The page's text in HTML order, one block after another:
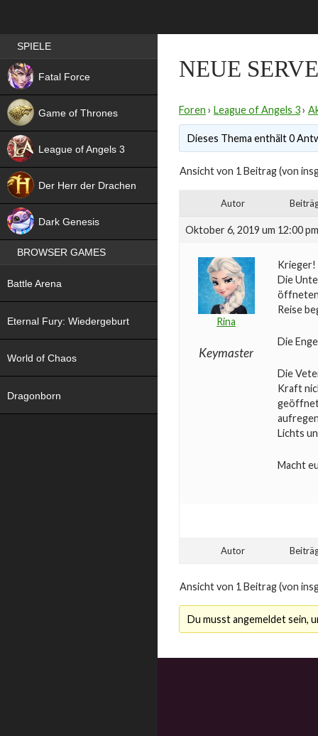
NEUE
Foren › League of Angels 3›
Dieses Thema enthält 0
Ansicht von 1 Beitrag (von
Autor
Oktober 6, 2019 um 12:00 pm
Rina
Keymaster
Krieger!
Die
öffneten
Reise
Die
Die
Kraft
geöffnet
Lichts
Macht
Autor
Ansicht von 1 Beitrag (von
Du musst angemeldet sein,
Best RPG games in Germany
SPIELE
Fatal Force
Game of Thrones
League of Angels 3
Der Herr der Drachen
Dark Genesis
BROWSER GAMES
Battle Arena
Eternal Fury: Wiedergeburt
World of Chaos
Dragonborn